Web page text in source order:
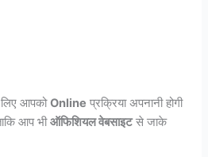
आपकोOnline प्रक्रिया अपनानी होगी
आप भीऑफिशियल वेबसाइटसे जाके